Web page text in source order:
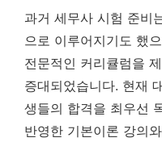
과거 세무사 시험 준비
으로 이루어지기도 했
전문적인 커리큘럼을
증대되었습니다. 현재
생들의 합격을 최우선
반영한 기본이론 강의